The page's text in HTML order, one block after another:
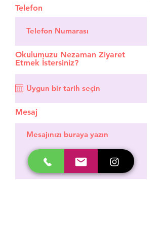
Telefon
Okulumuzu Nezaman Ziyaret
Etmek İstersiniz?
Mesaj